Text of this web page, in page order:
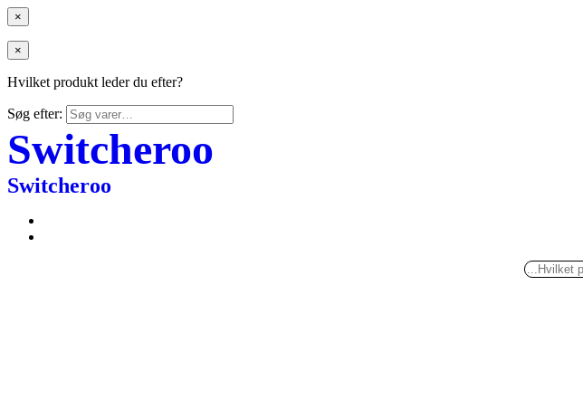
×
×
Hvilket produkt leder du efter?
Søg efter:
Switcheroo
Switcheroo